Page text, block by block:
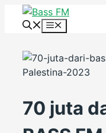
Skip
Menu
70 juta